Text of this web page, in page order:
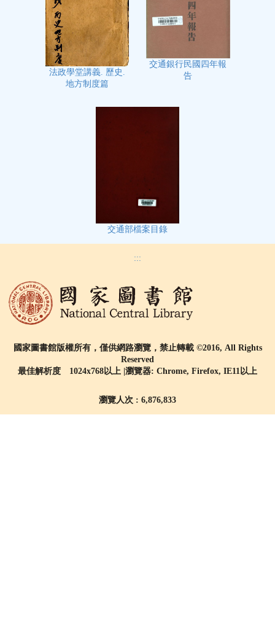
法政學堂講義. 歷史.
地方制度篇
交通銀行民國四年報
告
交通部檔案目錄
:::
國家圖書館版權所有，僅供網路瀏覽，禁止轉載 ©2016, All Rights
Reserved
最佳解析度 1024x768以上 |瀏覽器: Chrome, Firefox, IE11以上
瀏覽人次 : 6,876,833